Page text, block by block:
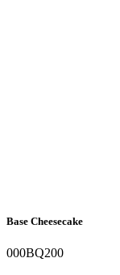
Base Cheesecake
000BQ200